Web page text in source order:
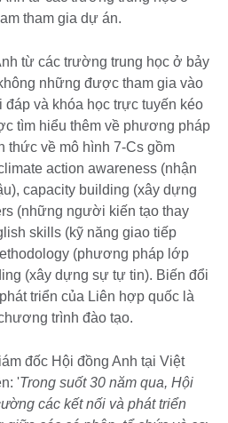
tham gia dự án.
từ các trường trung học ở bảy
những được tham gia vào
và khóa học trực tuyến kéo
tìm hiểu thêm về phương pháp
thức về mô hình 7-Cs gồm
action awareness (nhận
capacity building (xây dựng
(những người kiến tạo thay
skills (kỹ năng giao tiếp
(phương pháp lớp
(xây dựng sự tự tin). Biến đổi
triển của Liên hợp quốc là
trình đào tạo.
đốc Hội đồng Anh tại Việt
'Trong suốt 30 năm qua, Hội
các kết nối và phát triển